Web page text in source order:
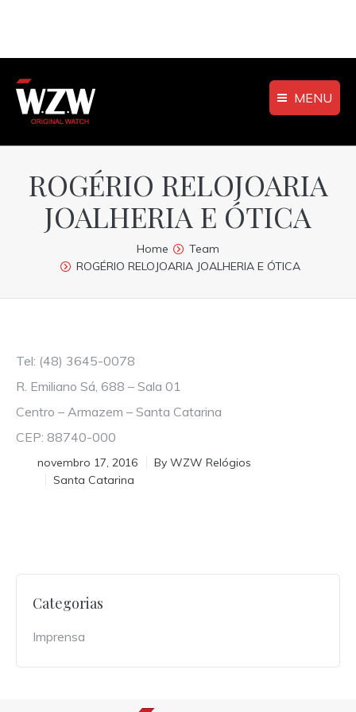
MENU
ROGÉRIO RELOJOARIA
JOALHERIA E ÓTICA
Home
Team
ROGÉRIO RELOJOARIA JOALHERIA E ÓTICA
Tel: (48) 3645-0078
R. Emiliano Sá, 688 – Sala 01
Centro – Armazem – Santa Catarina
CEP: 88740-000
novembro 17, 2016 By WZW Relógios
Santa Catarina
Categorias
Imprensa